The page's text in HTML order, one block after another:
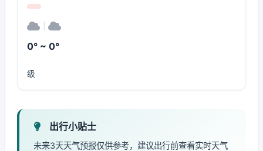
0° ~ 0°
级
出行小贴士
未来3天天气预报仅供参考，建议出行前查看实时天气